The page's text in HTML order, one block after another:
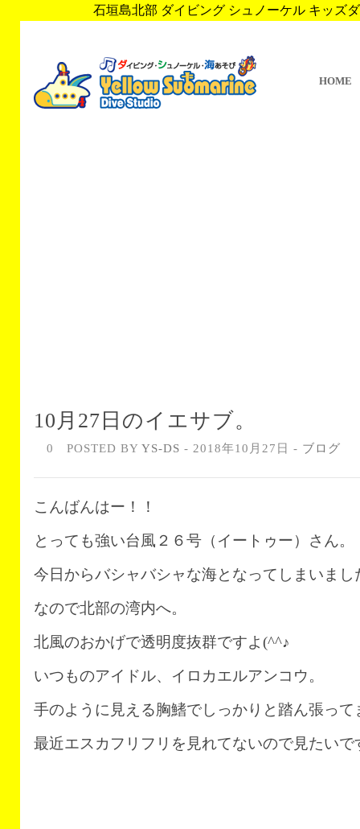
石垣島北部 ダイビング シュノーケル キッズ
HOME
10月27日のイエサブ。
0 POSTED BY YS-DS - 2018年10月27日 - ブログ
こんばんはー！！
とっても強い台風２６号（イートゥー）さん。
今日からバシャバシャな海となってしまいまし
なので北部の湾内へ。
北風のおかげで透明度抜群ですよ(^^♪
いつものアイドル、イロカエルアンコウ。
手のように見える胸鰭でしっかりと踏ん張って
最近エスカフリフリを見れてないので見たいで